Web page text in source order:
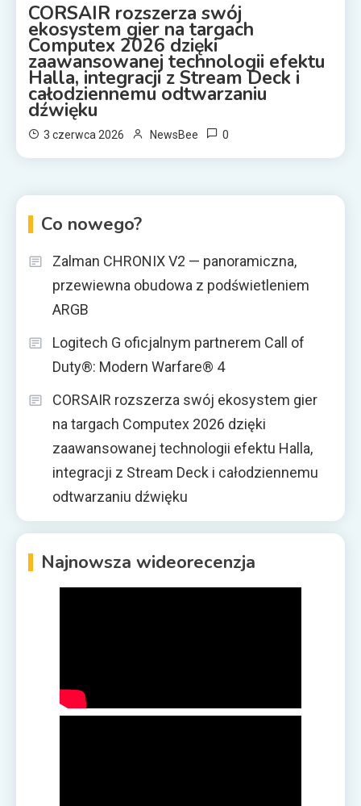
CORSAIR rozszerza swój
ekosystem gier na targach
Computex 2026 dzięki
zaawansowanej technologii efektu
Halla, integracji z Stream Deck i
całodziennemu odtwarzaniu
dźwięku
3 czerwca 2026 NewsBee 0
Co nowego?
Zalman CHRONIX V2 — panoramiczna,
przewiewna obudowa z podświetleniem
ARGB
Logitech G oficjalnym partnerem Call of
Duty®: Modern Warfare® 4
CORSAIR rozszerza swój ekosystem gier
na targach Computex 2026 dzięki
zaawansowanej technologii efektu Halla,
integracji z Stream Deck i całodziennemu
odtwarzaniu dźwięku
Najnowsza wideorecenzja